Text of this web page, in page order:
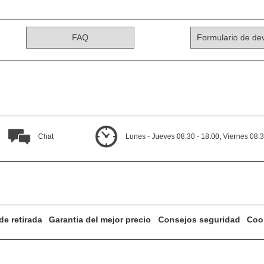
FAQ Formulario de
Chat Lunes - Jueves 08:30 - 18:00, Viernes
retirada Garantia del mejor precio Consejos seguridad